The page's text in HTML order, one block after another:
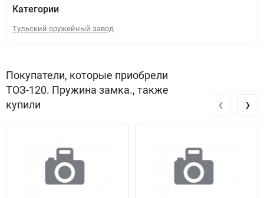
Категории
Тульский оружейный завод
Покупатели, которые приобрели
ТОЗ-120. Пружина замка., также
купили
‹ ›